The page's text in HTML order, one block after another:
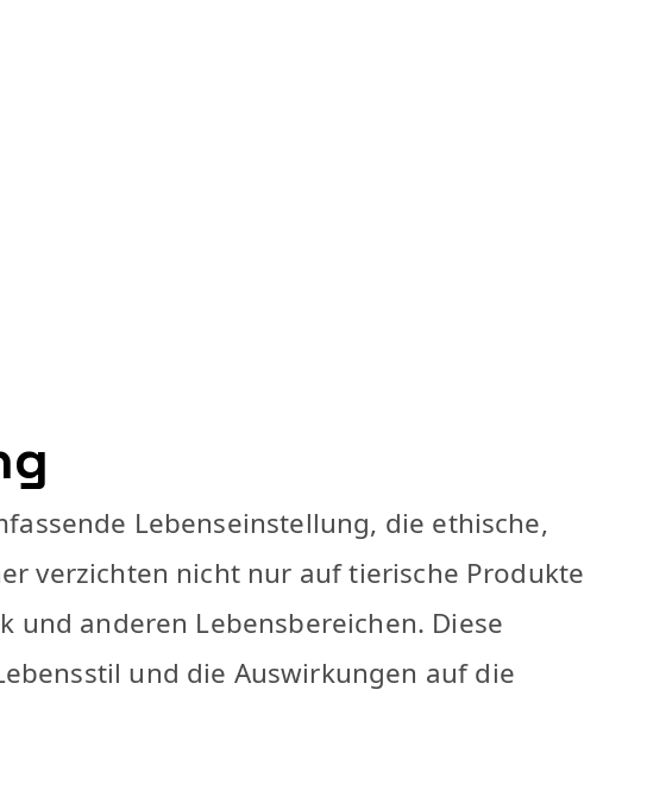
Lebenseinstellung, die ethische,
verzichten nicht nur auf tierische Produkte
und anderen Lebensbereichen. Diese
und die Auswirkungen auf die